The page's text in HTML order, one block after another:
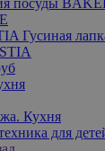
Гусиная
Кухня
для